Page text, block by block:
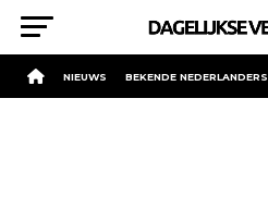
NIEUWS BEKENDE NEDERLANDERS